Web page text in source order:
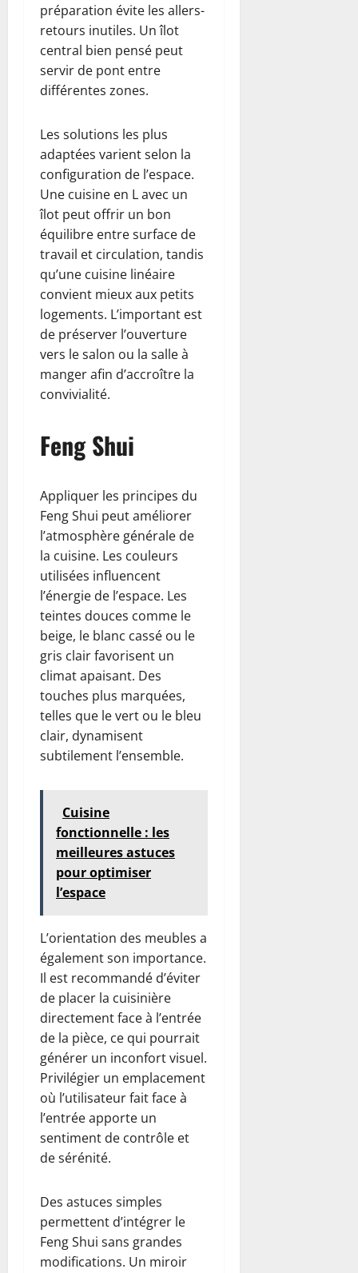
préparation évite les allers-
retours inutiles. Un îlot
central bien pensé peut
servir de pont entre
différentes zones.
Les solutions les plus
adaptées varient selon la
configuration de l’espace.
Une cuisine en L avec un
îlot peut offrir un bon
équilibre entre surface de
travail et circulation, tandis
qu’une cuisine linéaire
convient mieux aux petits
logements. L’important est
de préserver l’ouverture
vers le salon ou la salle à
manger afin d’accroître la
convivialité.
Feng Shui
Appliquer les principes du
Feng Shui peut améliorer
l’atmosphère générale de
la cuisine. Les couleurs
utilisées influencent
l’énergie de l’espace. Les
teintes douces comme le
beige, le blanc cassé ou le
gris clair favorisent un
climat apaisant. Des
touches plus marquées,
telles que le vert ou le bleu
clair, dynamisent
subtilement l’ensemble.
Cuisine
fonctionnelle : les
meilleures astuces
pour optimiser
l’espace
L’orientation des meubles a
également son importance.
Il est recommandé d’éviter
de placer la cuisinière
directement face à l’entrée
de la pièce, ce qui pourrait
générer un inconfort visuel.
Privilégier un emplacement
où l’utilisateur fait face à
l’entrée apporte un
sentiment de contrôle et
de sérénité.
Des astuces simples
permettent d’intégrer le
Feng Shui sans grandes
modifications. Un miroir